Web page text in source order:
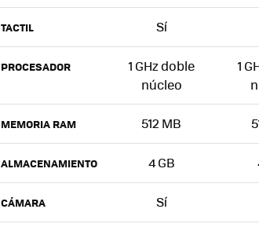
TACTIL Sí
PROCESADOR
1 GHz doble
núcleo
1
MEMORIA RAM 512 MB
ALMACENAMIENTO 4 GB
CÁMARA Sí